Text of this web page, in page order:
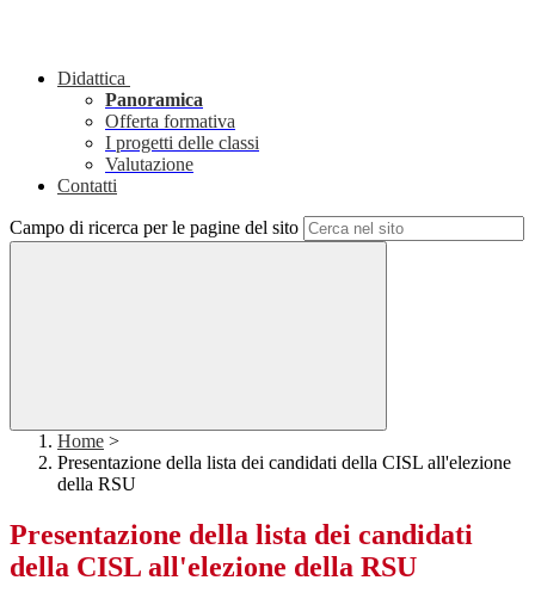
Didattica
Panoramica
Offerta formativa
I progetti delle classi
Valutazione
Contatti
Campo di ricerca per le pagine del sito
Home >
Presentazione della lista dei candidati della CISL all'elezione
della RSU
Presentazione della lista dei candidati
della CISL all'elezione della RSU